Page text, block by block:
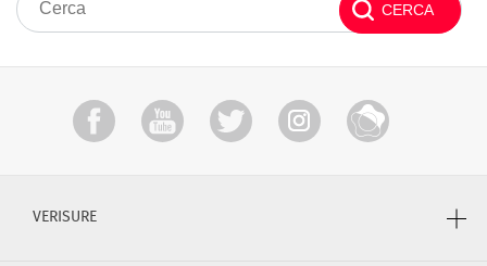
VERISURE